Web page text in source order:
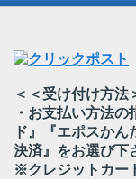
＜＜受け付け方法
・お支払い方法
ド』『エポスか
決済』をお選び下
※クレジットカー